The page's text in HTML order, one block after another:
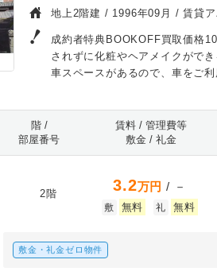
地上2階建 / 1996年09月 / 賃貸ア
成約者特典BOOKOFF買取価格
されずに化粧やヘアメイクがで
車スペースがあるので、車をご
階 /
部屋番号
賃料 / 管理費等
敷金 / 礼金
2階 3.2万円 / －
敷 無料 礼 無料
敷金・礼金ゼロ物件